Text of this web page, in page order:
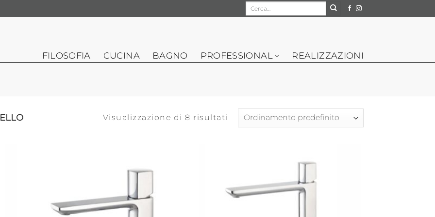
Cerca:
FILOSOFIA CUCINA BAGNO PROFESSIONAL REALIZZAZIONI
Visualizzazione di 8 risultati